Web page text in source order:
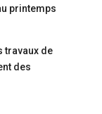
printemps
travaux de
des